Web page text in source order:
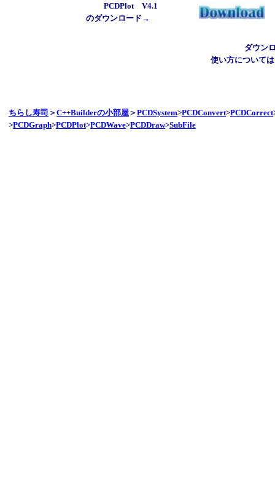
PCDPlot V4.1
のダウンロード→
ダウン
使い方について
ちらし寿司 ＞ C++Builderの小部屋 ＞ PCDSystem>PCDConvert>PCDCorrect
>PCDGraph>PCDPlot>PCDWave>PCDDraw>SubFile